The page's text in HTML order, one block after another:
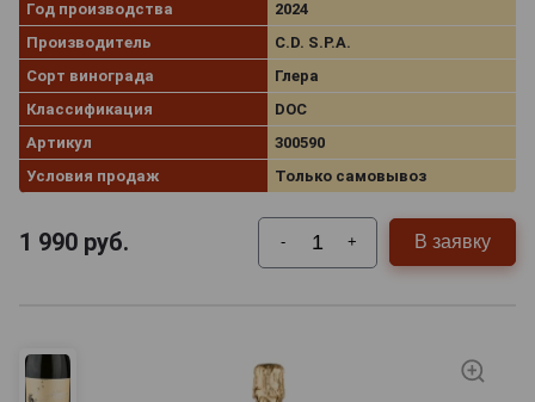
Год производства
2024
Производитель
C.D. S.P.A.
Сорт винограда
Глера
Классификация
DOC
Артикул
300590
Условия продаж
Только самовывоз
1 990 руб. - + В заявку